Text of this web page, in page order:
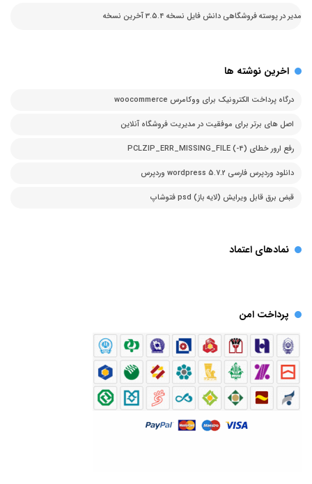
مدیردرپوسته فروشگاهی دانش فایل نسخه 3.5.4 آخرین نسخه
اخرین نوشته ها
درگاه پرداخت الکترونیک برای ووکامرس woocommerce
اصل های برتر برای موفقیت در مدیریت فروشگاه آنلاین
رفع ارور خطای PCLZIP_ERR_MISSING_FILE (-4)
دانلود وردپرس فارسی 5.7.2 wordpress وردپرس
قبض برق قابل ویرایش (لایه باز) psd فتوشاپ
نمادهای اعتماد
پرداخت امن